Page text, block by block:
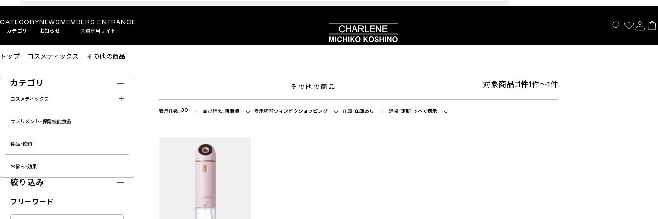
CATEGORY
カテゴリー
NEWS
お知らせ
MEMBERS ENTRANCE
会員専用サイト
トップ コスメティックス その他の商品
カテゴリ
コスメティックス
サプリメント・保健機能食品
食品・飲料
お悩み・効果
絞り込み
フリーワード
その他の商品 対象商品：1件1件～1件
表示件数：30 並び替え：新着順 表示切替ウィンドウショッピング 在庫：在庫あり 通常・定期：すべて表示